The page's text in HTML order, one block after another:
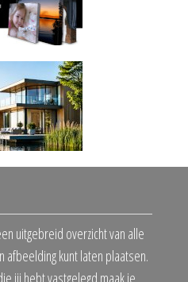
uitgebreid overzicht van alle
kunt laten plaatsen.